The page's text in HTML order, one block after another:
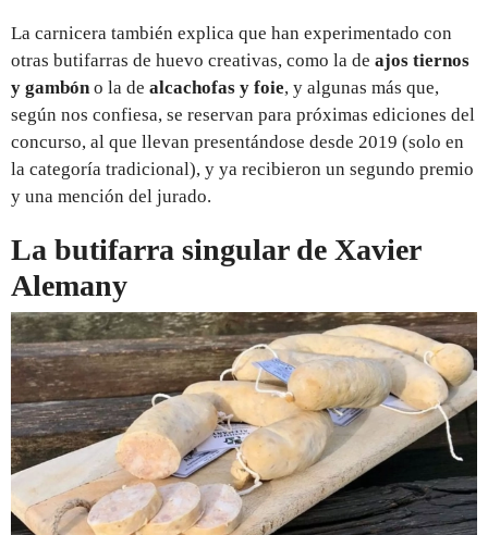
La carnicera también explica que han experimentado con
otras butifarras de huevo creativas, como la de ajos tiernos
y gambóno la de alcachofas y foie, y algunas más que,
según nos confiesa, se reservan para próximas ediciones del
concurso, al que llevan presentándose desde 2019 (solo en
la categoría tradicional), y ya recibieron un segundo premio
y una mención del jurado.
La butifarra singular de Xavier
Alemany